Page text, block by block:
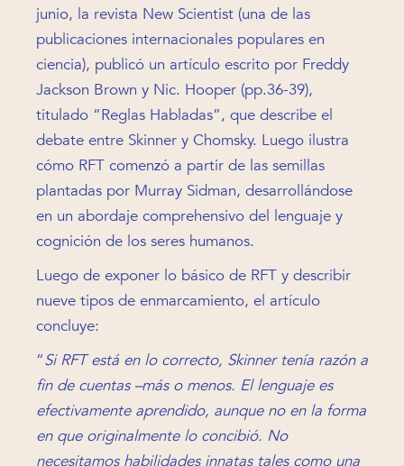
junio, la revista New Scientist (una de las
publicaciones internacionales populares en
ciencia), publicó un artículo escrito por Freddy
Jackson Brown y Nic. Hooper (pp.36-39),
titulado “Reglas Habladas”, que describe el
debate entre Skinner y Chomsky. Luego ilustra
cómo RFT comenzó a partir de las semillas
plantadas por Murray Sidman, desarrollándose
en un abordaje comprehensivo del lenguaje y
cognición de los seres humanos.
Luego de exponer lo básico de RFT y describir
nueve tipos de enmarcamiento, el artículo
concluye:
“Si RFT está en lo correcto, Skinner tenía razón a
fin de cuentas –más o menos. El lenguaje es
efectivamente aprendido, aunque no en la forma
en que originalmente lo concibió. No
necesitamos habilidades innatas tales como una